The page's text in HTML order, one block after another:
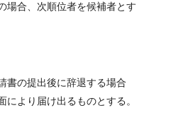
場合、次順位者を候補者とす
書の提出後に辞退する場合
により届け出るものとする。